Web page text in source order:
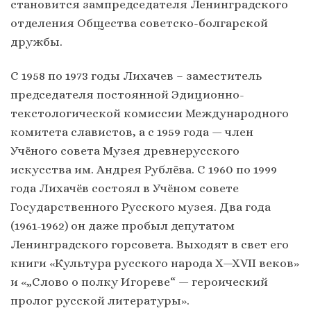
становится зампредседателя Ленинградского
отделения Общества советско-болгарской
дружбы.
С 1958 по 1973 годы Лихачев – заместитель
председателя постоянной Эдиционно-
текстологической комиссии Международного
комитета славистов, а с 1959 года — член
Учёного совета Музея древнерусского
искусства им. Андрея Рублёва. С 1960 по 1999
года Лихачёв состоял в Учёном совете
Государственного Русского музея. Два года
(1961-1962) он даже пробыл депутатом
Ленинградского горсовета. Выходят в свет его
книги «Культура русского народа X—XVII веков»
и «„Слово о полку Игореве“ — героический
пролог русской литературы».